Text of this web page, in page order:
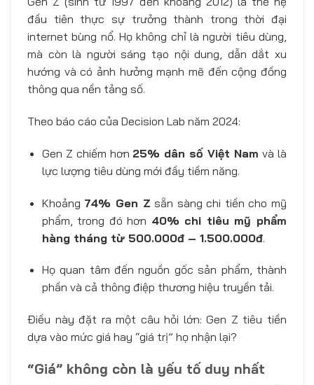
đầu tiên thực sự trưởng thành trong thời đại
internet bùng nổ. Họ không chỉ là người tiêu dùng,
mà còn là người sáng tạo nội dung, dẫn dắt xu
hướng và có ảnh hưởng mạnh mẽ đến cộng đồng
thông qua nền tảng số.
Theo báo cáo của Decision Lab năm 2024:
Gen Z chiếm hơn 25% dân số Việt Nam và là
lực lượng tiêu dùng mới đầy tiềm năng.
Khoảng 74% Gen Z sẵn sàng chi tiền cho mỹ
phẩm, trong đó hơn 40% chi tiêu mỹ phẩm
hàng tháng từ 500.000đ – 1.500.000đ.
Họ quan tâm đến nguồn gốc sản phẩm, thành
phần và cả thông điệp thương hiệu truyền tải.
Điều này đặt ra một câu hỏi lớn: Gen Z tiêu tiền
dựa vào mức giá hay “giá trị” họ nhận lại?
“Giá” không còn là yếu tố duy nhất